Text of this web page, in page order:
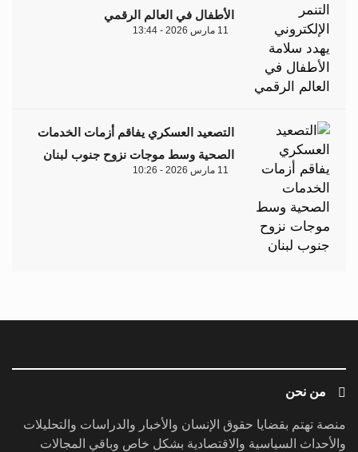
الأطفال في العالم الرقمي
11 مارس 2026 - 13:44
التصعيد العسكري يفاقم أزمات الخدمات
الصحية وسط موجات نزوح جنوب لبنان
11 مارس 2026 - 10:26
من نحن
منصة تهتم بقضايا حقوق الإنسان والأخبار والدراسات والتحليلات
والأحداث السياسية والاقتصادية بشكل خاص وباقي المجالات